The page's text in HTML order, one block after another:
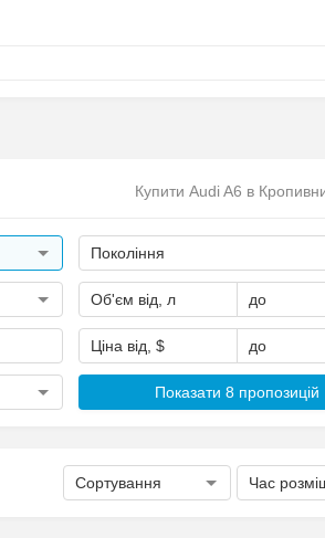
Купити Audi A6 в
Покоління
Об'єм від, л до
Ціна від, $ до
Показати 8 пропозицій
Сортування Час